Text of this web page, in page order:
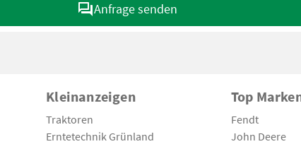
Anfrage senden
Kleinanzeigen
Traktoren
Erntetechnik Grünland
Top
Fendt
John Deere